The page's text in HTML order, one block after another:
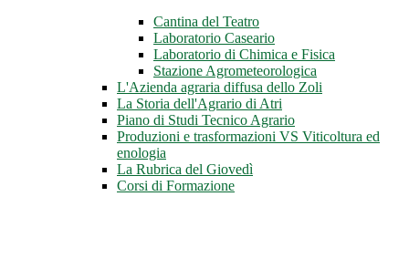
Cantina del Teatro
Laboratorio Caseario
Laboratorio di Chimica e Fisica
Stazione Agrometeorologica
L'Azienda agraria diffusa dello Zoli
La Storia dell'Agrario di Atri
Piano di Studi Tecnico Agrario
Produzioni e trasformazioni VS Viticoltura ed
enologia
La Rubrica del Giovedì
Corsi di Formazione